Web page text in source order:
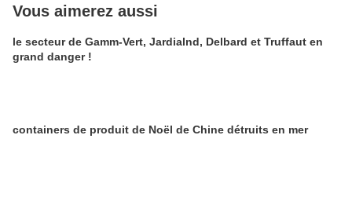
Vous aimerez aussi
le secteur de Gamm-Vert, Jardialnd, Delbard et Truffaut en
grand danger !
containers de produit de Noël de Chine détruits en mer